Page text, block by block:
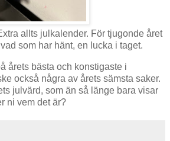
allts julkalender. För tjugonde året
som har hänt, en lucka i taget.
årets bästa och konstigaste i
också några av årets sämsta saker.
julvärd, som än så länge bara visar
ni vem det är?